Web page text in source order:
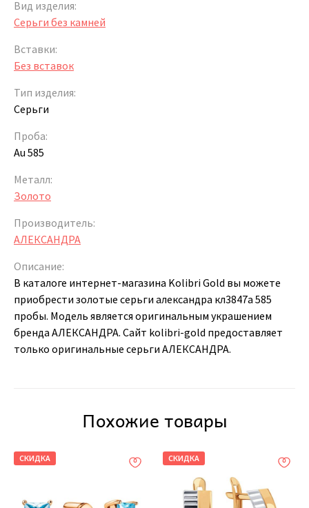
Вид изделия:
Серьги без камней
Вставки:
Без вставок
Тип изделия:
Серьги
Проба:
Au 585
Металл:
Золото
Производитель:
АЛЕКСАНДРА
Описание:
В каталоге интернет-магазина Kolibri Gold вы можете
приобрести золотые серьги александра кл3847а 585
пробы. Модель является оригинальным украшением
бренда АЛЕКСАНДРА. Сайт kolibri-gold предоставляет
только оригинальные серьги АЛЕКСАНДРА.
Похожие товары
СКИДКА СКИДКА